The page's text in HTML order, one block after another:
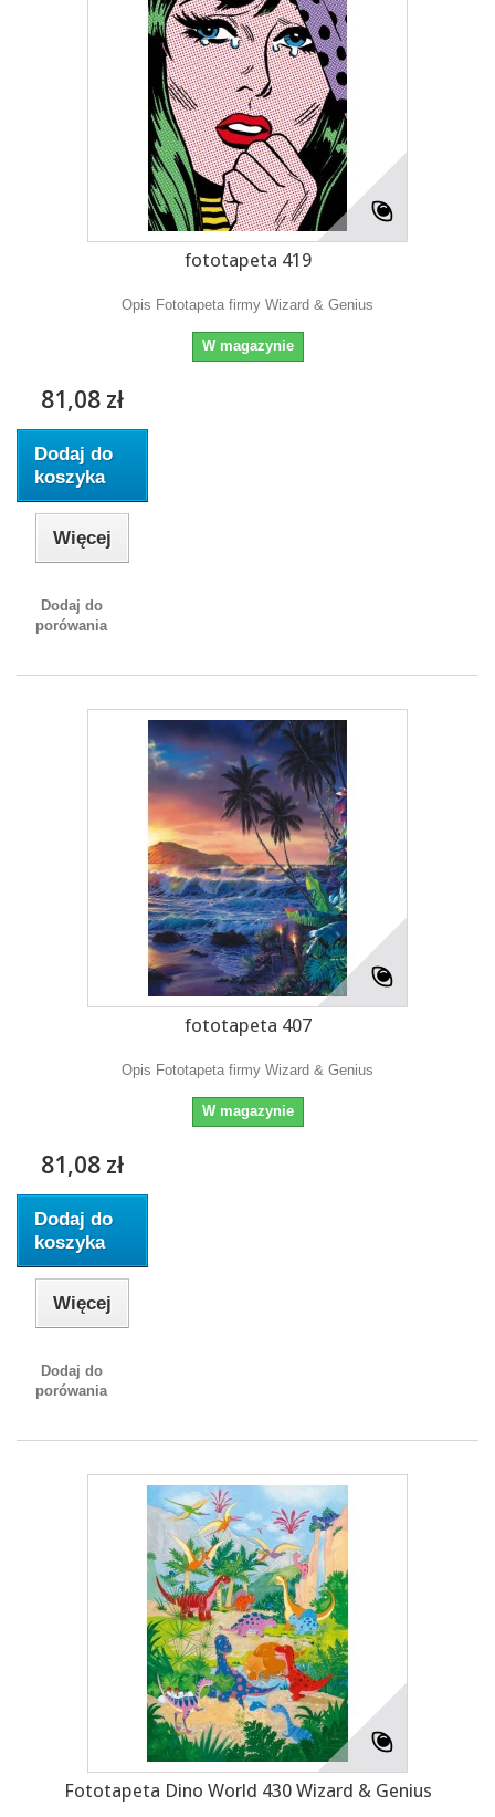
fototapeta 419
Opis Fototapeta firmy Wizard & Genius
W magazynie
81,08 zł
Dodaj do
koszyka
Więcej
Dodaj do
porówania
fototapeta 407
Opis Fototapeta firmy Wizard & Genius
W magazynie
81,08 zł
Dodaj do
koszyka
Więcej
Dodaj do
porówania
Fototapeta Dino World 430 Wizard & Genius